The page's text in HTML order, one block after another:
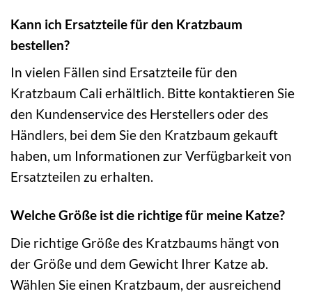
Kann ich Ersatzteile für den Kratzbaum
bestellen?
In vielen Fällen sind Ersatzteile für den
Kratzbaum Cali erhältlich. Bitte kontaktieren Sie
den Kundenservice des Herstellers oder des
Händlers, bei dem Sie den Kratzbaum gekauft
haben, um Informationen zur Verfügbarkeit von
Ersatzteilen zu erhalten.
Welche Größe ist die richtige für meine Katze?
Die richtige Größe des Kratzbaums hängt von
der Größe und dem Gewicht Ihrer Katze ab.
Wählen Sie einen Kratzbaum, der ausreichend